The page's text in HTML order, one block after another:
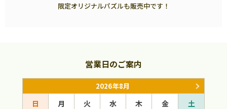
限定オリジナルパズルも販売中です！
営業日のご案内
2026年8月
日 月 火 水 木 金
土